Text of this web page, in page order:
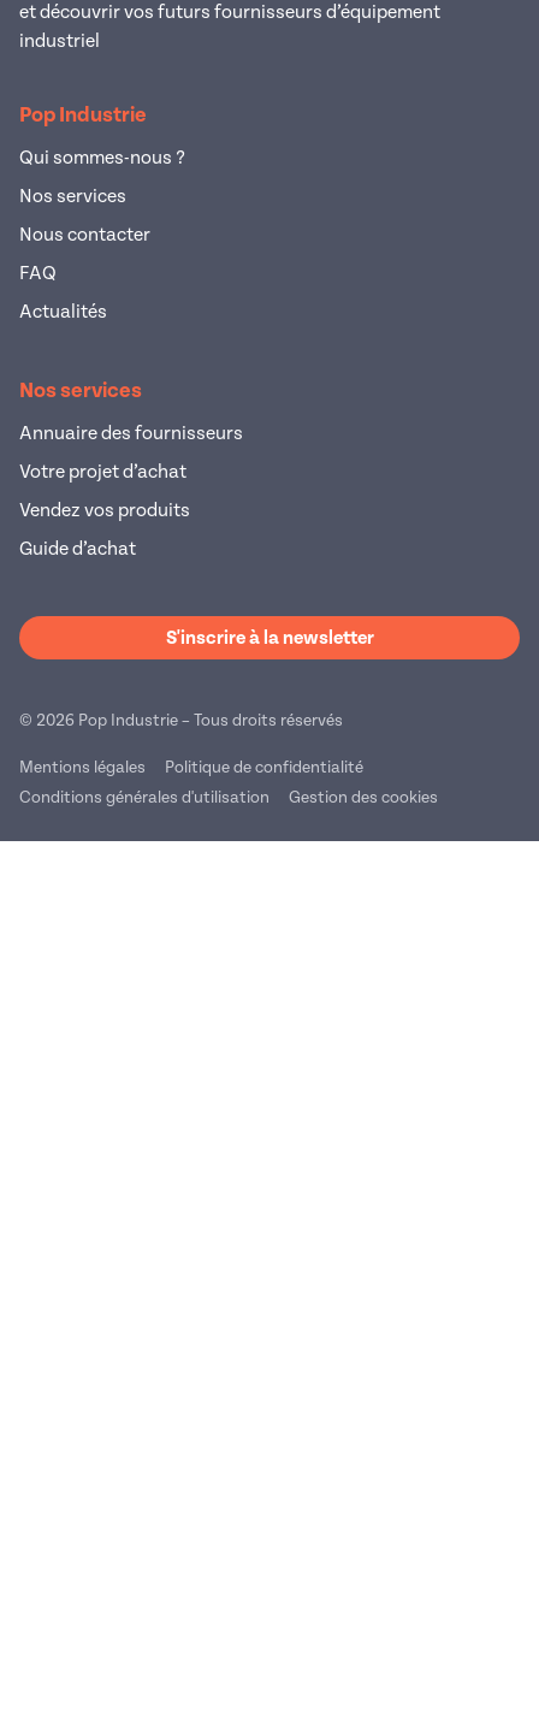
et découvrir vos futurs fournisseurs d’équipement
industriel
Pop Industrie
Qui sommes-nous ?
Nos services
Nous contacter
FAQ
Actualités
Nos services
Annuaire des fournisseurs
Votre projet d’achat
Vendez vos produits
Guide d’achat
S'inscrire à la newsletter
© 2026 Pop Industrie – Tous droits réservés
Mentions légales
Politique de confidentialité
Conditions générales d'utilisation
Gestion des cookies